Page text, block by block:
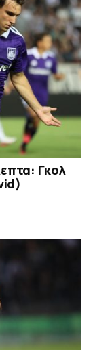
Γκολ